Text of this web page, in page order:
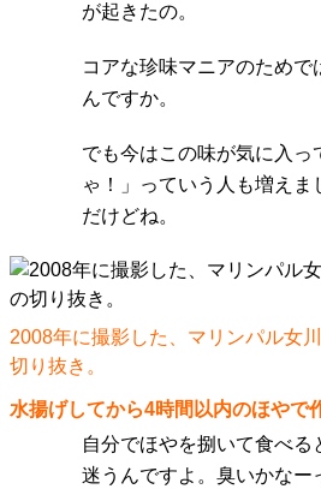
が起きたの。
コアな珍味マニアのためで
んですか。
でも今はこの味が気に入っ
ゃ！」っていう人も増え
だけどね。
2008年に撮影した、マリンパル女
切り抜き。
水揚げしてから4時間以内のほやで
自分でほやを捌いて食べ
迷うんですよ。臭いかなー